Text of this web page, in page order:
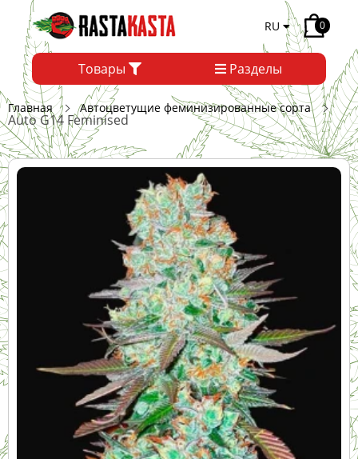
RU 0
Товары Разделы
Главная Автоцветущие феминизированные сорта
Auto G14 Feminised